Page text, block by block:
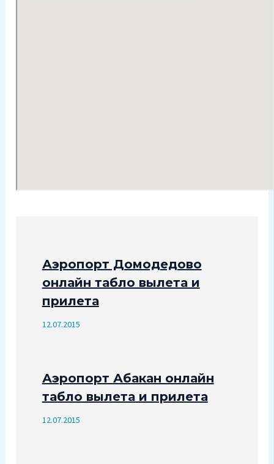
Аэропорт Домодедово
онлайн табло вылета и
прилета
12.07.2015
Аэропорт Абакан онлайн
табло вылета и прилета
12.07.2015